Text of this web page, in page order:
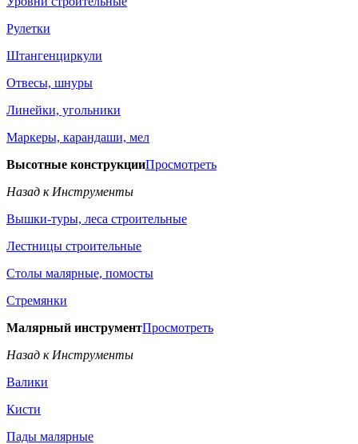
Рулетки
Штангенциркули
Отвесы, шнуры
Линейки, угольники
Маркеры, карандаши, мел
Высотные конструкцииПросмотреть
Назад к Инструменты
Вышки-туры, леса строительные
Лестницы строительные
Столы малярные, помосты
Стремянки
Малярный инструментПросмотреть
Назад к Инструменты
Валики
Кисти
Пады малярные